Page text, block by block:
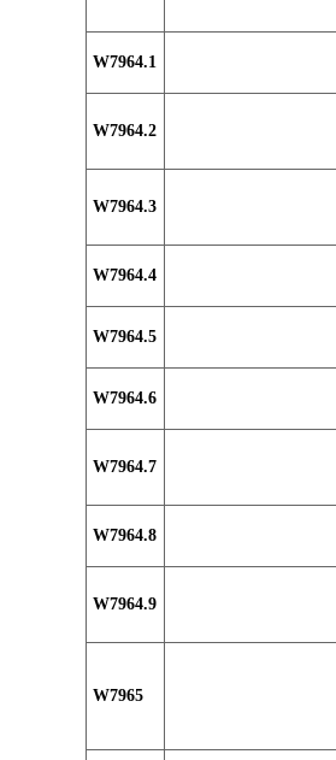
W7964.1
W7964.2
W7964.3
W7964.4
W7964.5
W7964.6
W7964.7
W7964.8
W7964.9
W7965